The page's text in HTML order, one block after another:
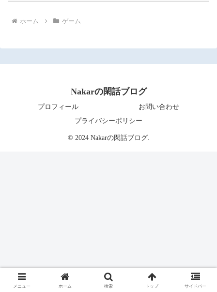
ホーム ゲーム
Nakarの閑話ブログ
プロフィール
お問い合わせ
プライバシーポリシー
© 2024 Nakarの閑話ブログ.
メニュー ホーム 検索 トップ サイドバー